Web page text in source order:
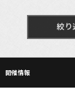
絞り
開催情報